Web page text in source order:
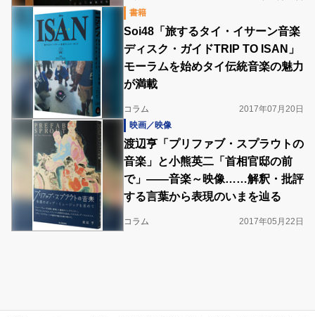
書籍
Soi48「旅するタイ・イサーン音楽
ディスク・ガイドTRIP TO ISAN」
モーラムを始めタイ伝統音楽の魅力
が満載
コラム
2017年07月20日
映画／映像
渡辺亨「プリファブ・スプラウトの
音楽」と小熊英二「首相官邸の前
で」――音楽～映像……解釈・批評
する言葉から表現のいまを辿る
コラム 2017年05月22日